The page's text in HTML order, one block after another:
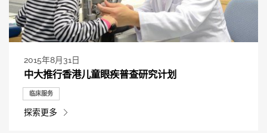
2015年8月31日
中大推行香港儿童眼疾普查研究计划
临床服务
探索更多